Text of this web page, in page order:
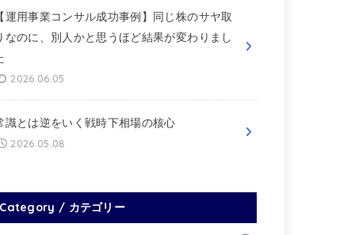
運用事業コンサル成功事例】同じ株のサヤ取
なのに、別人かと思うほど結果が変わりまし
2026.06.05
識とは逆をいく戦時下相場の核心
2026.05.08
Category / カテゴリー